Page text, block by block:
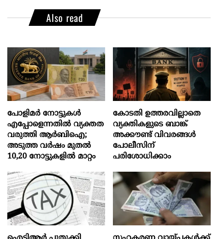
Also read
പോളിമർ നോട്ടുകൾ
എപ്പോളെന്നതിൽ വ്യക്തത
വരുത്തി ആർബിഐ;
അടുത്ത വർഷം മുതൽ
10,20 നോട്ടുകളിൽ മാറ്റം
കോടതി ഉത്തരവില്ലാതെ
വ്യക്തികളുടെ ബാങ്ക്
അക്കൗണ്ട് വിവരങ്ങൾ
പോലീസിന്
പരിശോധിക്കാം